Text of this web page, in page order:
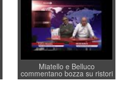
Miatello e Belluco
commentano bozza su ristori
BPVi e Veneto Banca